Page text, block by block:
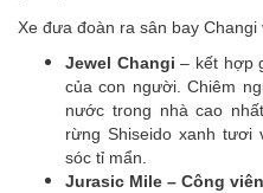
Xe đưa đoàn ra sân bay Changi
Jewel Changi– kết hợp
của con người. Chiêm
nước trong nhà cao
rừng Shiseido xanh tươi
sóc tỉ mẩn.
Jurasic Mile – Công